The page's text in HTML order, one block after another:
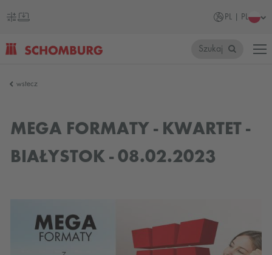
PL | PL
Szukaj
wstecz
MEGA FORMATY - KWARTET -
BIAŁYSTOK - 08.02.2023